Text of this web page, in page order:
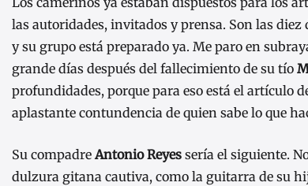
las autoridades, invitados y prensa. Son las
y su grupo está preparado ya. Me paro en
grande días después del fallecimiento de su tío
profundidades, porque para eso está el artículo
aplastante contundencia de quien sabe lo que
Su compadreAntonio Reyes sería el siguiente.
dulzura gitana cautiva, como la guitarra de su